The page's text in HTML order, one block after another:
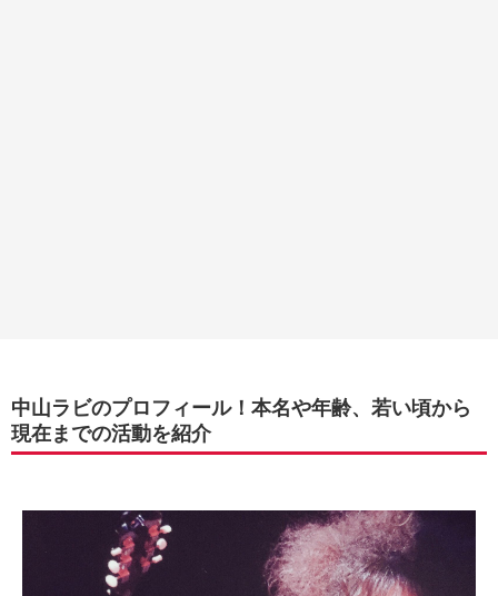
中山ラビのプロフィール！本名や年齢、若い頃から
現在までの活動を紹介